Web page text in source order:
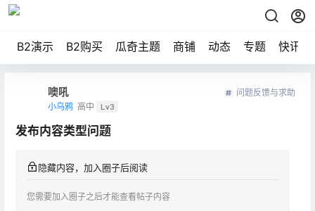
B2演示 B2购买 瓜奇主题 商铺 动态 专题 快讯
噢吼
小乌鸦 高中 Lv3
问题反馈与求助
发布内容类型问题
隐藏内容，加入圈子后阅读
您需要加入圈子之后才能查看帖子内容